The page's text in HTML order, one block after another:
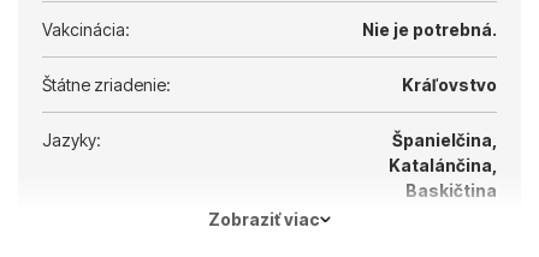
Vakcinácia: Nie je potrebná.
Štátne zriadenie: Kráľovstvo
Jazyky:
Španielčina,
Katalánčina,
Baskičtina
Zobraziť viac